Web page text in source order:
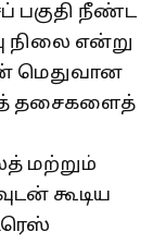
பகுதி நீண்ட
நிலை என்று
மெதுவான
தசைகளைத்
மற்றும்
கூடிய